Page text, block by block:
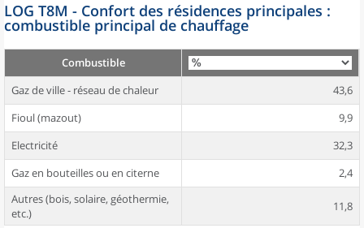
LOG T8M - Confort des résidences principales :
combustible principal de chauffage
Combustible
Gaz de ville - réseau de chaleur
43,6
Fioul (mazout)
9,9
Electricité
32,3
Gaz en bouteilles ou en citerne
2,4
Autres (bois, solaire, géothermie,
etc.)
11,8